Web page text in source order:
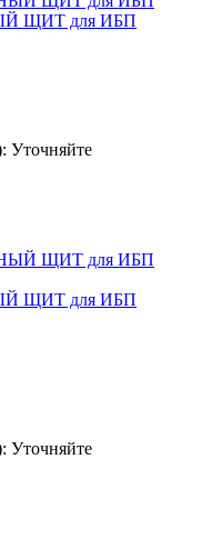
ЩИТ для ИБП
Уточняйте
ЩИТ для ИБП
Уточняйте